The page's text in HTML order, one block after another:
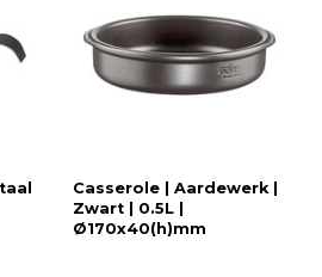
Casserole | Aardewerk |
Zwart | 0.5L |
Ø170x40(h)mm